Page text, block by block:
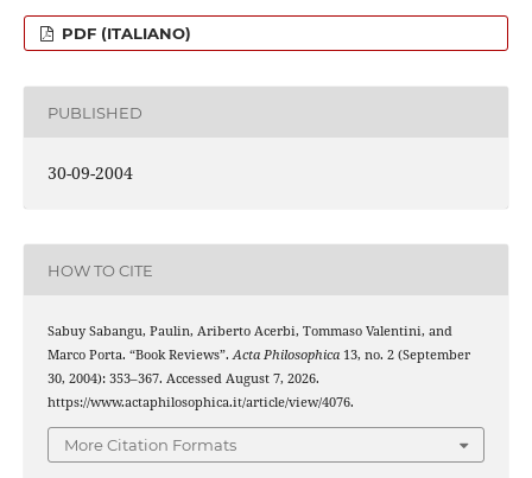
PDF (ITALIANO)
PUBLISHED
30-09-2004
HOW TO CITE
Sabuy Sabangu, Paulin, Ariberto Acerbi, Tommaso Valentini, and
Marco Porta. “Book Reviews”.Acta Philosophica13, no. 2 (September
30, 2004): 353–367. Accessed August 7, 2026.
https://www.actaphilosophica.it/article/view/4076.
More Citation Formats